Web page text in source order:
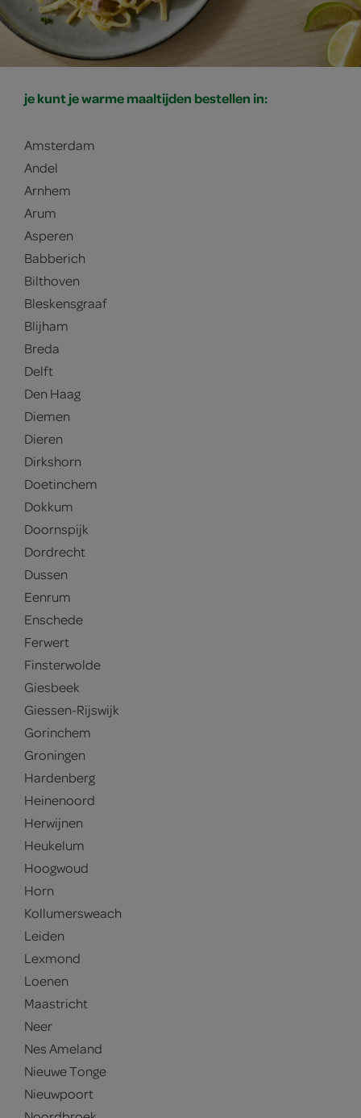
je kunt je warme maaltijden bestellen in:
Amsterdam
Andel
Arnhem
Arum
Asperen
Babberich
Bilthoven
Bleskensgraaf
Blijham
Breda
Delft
Den Haag
Diemen
Dieren
Dirkshorn
Doetinchem
Dokkum
Doornspijk
Dordrecht
Dussen
Eenrum
Enschede
Ferwert
Finsterwolde
Giesbeek
Giessen-Rijswijk
Gorinchem
Groningen
Hardenberg
Heinenoord
Herwijnen
Heukelum
Hoogwoud
Horn
Kollumersweach
Leiden
Lexmond
Loenen
Maastricht
Neer
Nes Ameland
Nieuwe Tonge
Nieuwpoort